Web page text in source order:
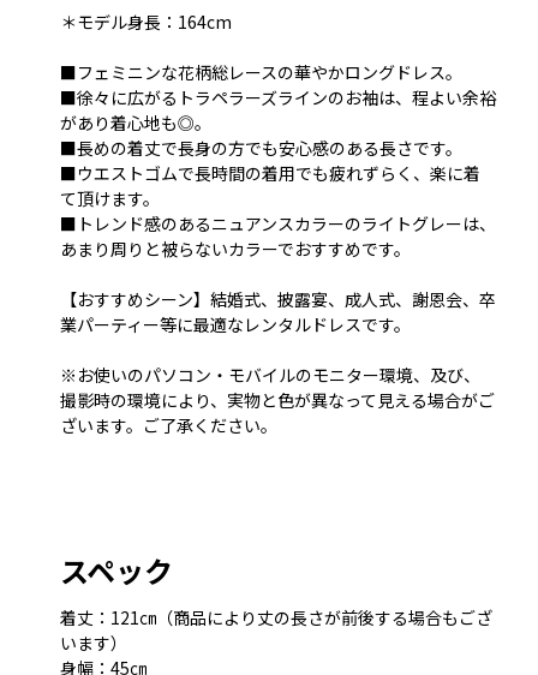
＊モデル身長：164cm
■フェミニンな花柄総レースの華やかロングドレス。
■徐々に広がるトラペラーズラインのお袖は、程よい余裕
があり着心地も◎。
■長めの着丈で長身の方でも安心感のある長さです。
■ウエストゴムで長時間の着用でも疲れずらく、楽に着
て頂けます。
■トレンド感のあるニュアンスカラーのライトグレーは、
あまり周りと被らないカラーでおすすめです。
【おすすめシーン】結婚式、披露宴、成人式、謝恩会、卒
業パーティー等に最適なレンタルドレスです。
※お使いのパソコン・モバイルのモニター環境、及び、
撮影時の環境により、実物と色が異なって見える場合がご
ざいます。ご了承ください。
スペック
着丈：121㎝（商品により丈の長さが前後する場合もござ
います）
身幅：45㎝